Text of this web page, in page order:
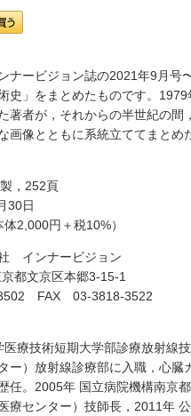
ナービジョン誌の2021年9月号
史」をまとめたものです。
著者が，それからの半世紀の
画像とともに系統立ててまとめ
，252頁
30日
2,000円＋税10%）
インナービジョン
都文京区本郷3-15-1
FAX 03-3818-3522
医療技術短期大学部診療放射線
ー）放射線診療部に入職，心
任。2005年 国立病院機構南京
療センター）技師長，2011年